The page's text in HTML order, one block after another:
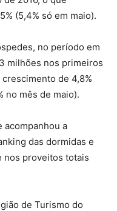
(5,4% só em maio).
no período em
milhões nos primeiros
de 4,8%
no mês de maio).
acompanhou a
das dormidas e
nos proveitos totais
de Turismo do